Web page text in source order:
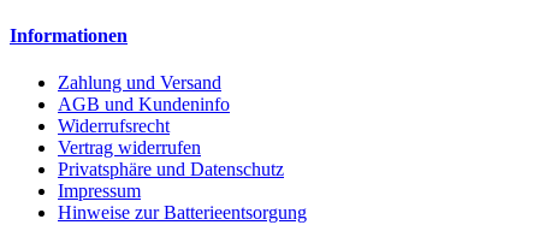
Informationen
Zahlung und Versand
AGB und Kundeninfo
Widerrufsrecht
Vertrag widerrufen
Privatsphäre und Datenschutz
Impressum
Hinweise zur Batterieentsorgung